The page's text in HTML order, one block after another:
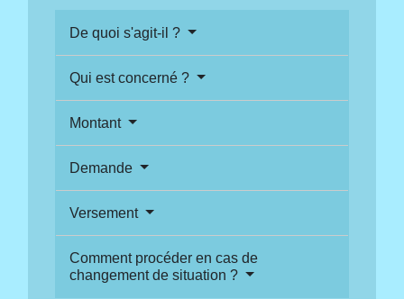
De quoi s'agit-il ?
Qui est concerné ?
Montant
Demande
Versement
Comment procéder en cas de
changement de situation ?